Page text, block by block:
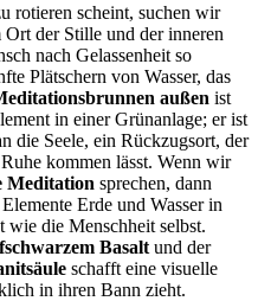
rotieren scheint, suchen wir
der Stille und der inneren
nach Gelassenheit so
Plätschern von Wasser, das
außen ist
in einer Grünanlage; er ist
die Seele, ein Rückzugsort, der
kommen lässt. Wenn wir
Meditation sprechen, dann
Erde und Wasser in
wie die Menschheit selbst.
Basalt und der
schafft eine visuelle
in ihren Bann zieht.